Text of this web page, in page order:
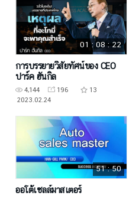
01 : 08 : 22
การบรรยายวิสัยทัศน์ของ CEO
ปาร์ค ฮันกิล
4,144 196
13
2023.02.24
51 : 50
ออโต้เซลล์มาสเตอร์